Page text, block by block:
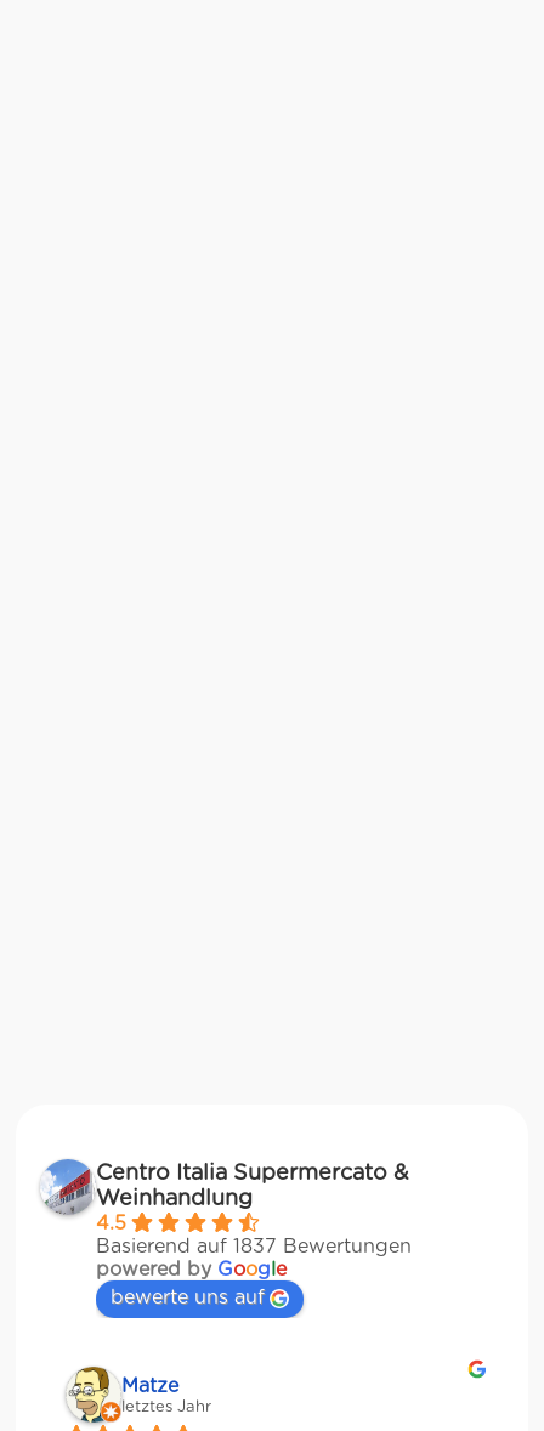
Centro Italia Supermercato &
Weinhandlung
4.5
Basierend auf 1837 Bewertungen
powered by Google
bewerte uns auf
Matze
letztes Jahr